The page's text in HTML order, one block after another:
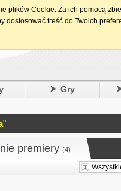
Gry
"
premiery (4)
plików Cookie. Za ich pomocą
dostosować treść do Twoich